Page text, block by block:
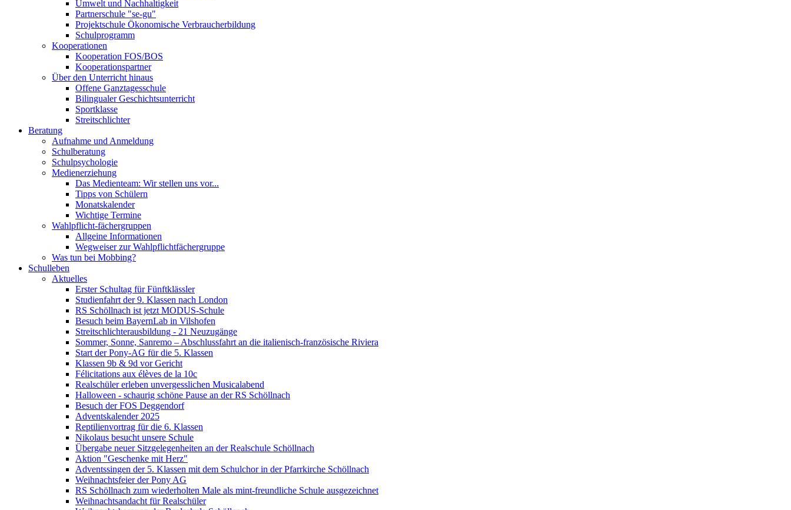
Umwelt und Nachhaltigkeit
Partnerschule "se-gu"
Projektschule Ökonomische Verbraucherbildung
Schulprogramm
Kooperationen
Kooperation FOS/BOS
Kooperationspartner
Über den Unterricht hinaus
Offene Ganztagesschule
Bilingualer Geschichtsunterricht
Sportklasse
Streitschlichter
Beratung
Aufnahme und Anmeldung
Schulberatung
Schulpsychologie
Medienerziehung
Das Medienteam: Wir stellen uns vor...
Tipps von Schülern
Monatskalender
Wichtige Termine
Wahlpflicht-fächergruppen
Allgeine Informationen
Wegweiser zur Wahlpflichtfächergruppe
Was tun bei Mobbing?
Schulleben
Aktuelles
Erster Schultag für Fünftklässler
Studienfahrt der 9. Klassen nach London
RS Schöllnach ist jetzt MODUS-Schule
Besuch beim BayernLab in Vilshofen
Streitschlichterausbildung - 21 Neuzugänge
Sommer, Sonne, Sanremo – Abschlussfahrt an die italienisch-französische Riviera
Start der Pony-AG für die 5. Klassen
Klassen 9b & 9d vor Gericht
Félicitations aux élèves de la 10c
Realschüler erleben unvergesslichen Musicalabend
Halloween - schaurig schöne Pause an der RS Schöllnach
Besuch der FOS Deggendorf
Adventskalender 2025
Reptilienvortrag für die 6. Klassen
Nikolaus besucht unsere Schule
Übergabe neuer Sitzgelegenheiten an der Realschule Schöllnach
Aktion "Geschenke mit Herz"
Adventssingen der 5. Klassen mit dem Schulchor in der Pfarrkirche Schöllnach
Weihnachtsfeier der Pony AG
RS Schöllnach zum wiederholten Male als mint-freundliche Schule ausgezeichnet
Weihnachtsandacht für Realschüler